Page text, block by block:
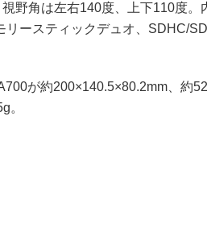
野角は左右140度、上下110度。
リースティックデュオ、SDHC/
が約200×140.5×80.2mm、約
。